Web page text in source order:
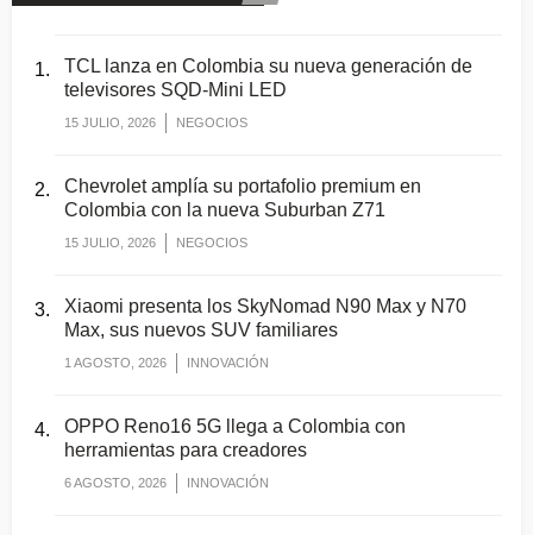
TCL lanza en Colombia su nueva generación de
televisores SQD-Mini LED
15 JULIO, 2026 NEGOCIOS
Chevrolet amplía su portafolio premium en
Colombia con la nueva Suburban Z71
15 JULIO, 2026 NEGOCIOS
Xiaomi presenta los SkyNomad N90 Max y N70
Max, sus nuevos SUV familiares
1 AGOSTO, 2026 INNOVACIÓN
OPPO Reno16 5G llega a Colombia con
herramientas para creadores
6 AGOSTO, 2026 INNOVACIÓN